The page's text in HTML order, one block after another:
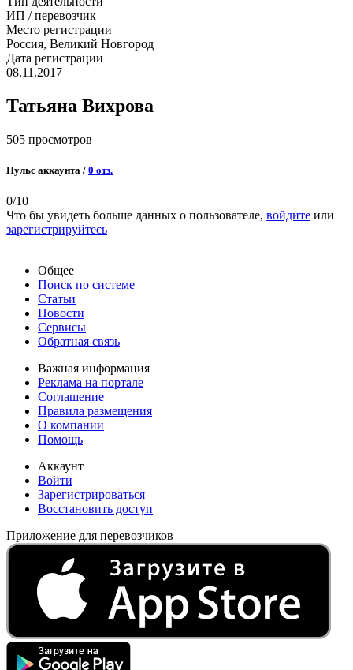
ИП / перевозчик
Место регистрации
Россия, Великий Новгород
Дата регистрации
08.11.2017
Татьяна Вихрова
505 просмотров
Пульс аккаунта / 0 отз.
0/10
Что бы увидеть больше данных о пользователе, войдите или
зарегистрируйтесь
Общее
Поиск по системе
Статьи
Новости
Сервисы
Обратная связь
Важная информация
Реклама на портале
Соглашение
Правила размещения
О компании
Помощь
Аккаунт
Войти
Зарегистрироваться
Восстановить доступ
Приложение для перевозчиков